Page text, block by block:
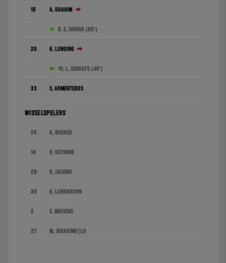
10 A. Ouahim
8. E. Sierra (85')
20 K. Lunding
15. L. Schoofs (46')
33 S. Armenteros
WISSELSPELERS
26 K. Bucker
14 H. Deyonge
28 R. Jalving
38 K. Landkroon
2 S. Mokono
27 M. İbrahimoğlu